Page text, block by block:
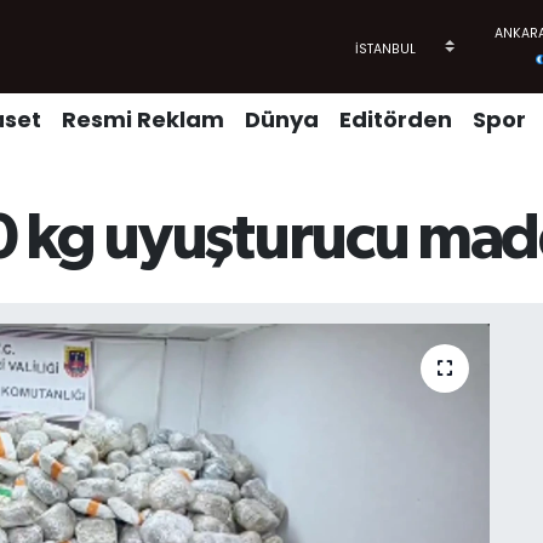
Resmi Reklam Dünya Editörden Spor
kg uyuşturucu